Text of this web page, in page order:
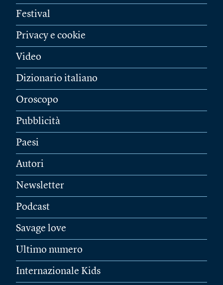
Festival
Privacy e cookie
Video
Dizionario italiano
Oroscopo
Pubblicità
Paesi
Autori
Newsletter
Podcast
Savage love
Ultimo numero
Internazionale Kids